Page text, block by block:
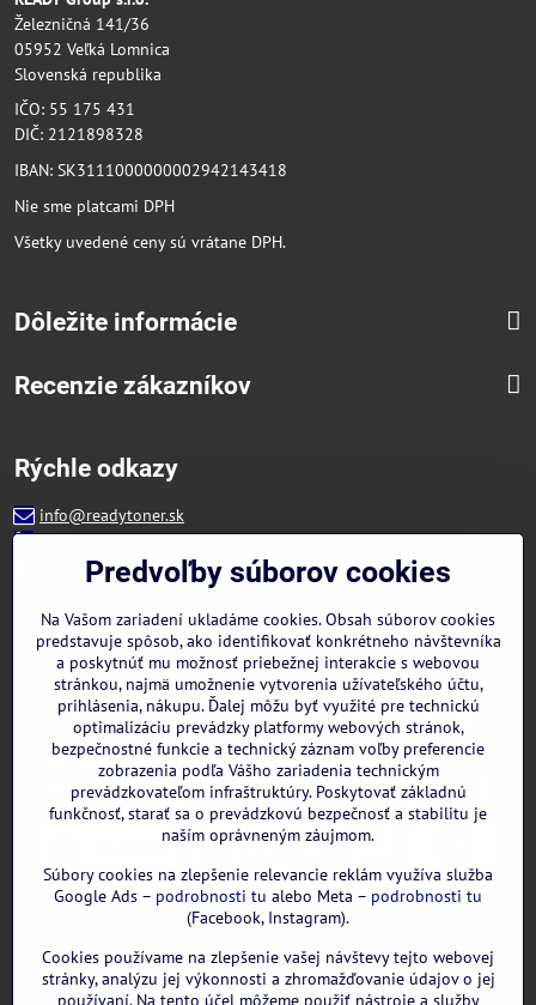
Železničná 141/36
05952 Veľká Lomnica
Slovenská republika
IČO: 55 175 431
DIČ: 2121898328
IBAN: SK3111000000002942143418
Nie sme platcami DPH
Všetky uvedené ceny sú vrátane DPH.
Dôležite informácie
Recenzie zákazníkov
Rýchle odkazy
info@readytoner.sk
+421 944 322 536 (PO-PIA: 09:00- 15:00)
Facebook
WhatsApp
GOOGLE recenzie:
Predvoľby súborov cookies
Na Vašom zariadení ukladáme cookies. Obsah súborov cookies
predstavuje spôsob, ako identifikovať konkrétneho návštevníka
a poskytnúť mu možnosť priebežnej interakcie s webovou
stránkou, najmä umožnenie vytvorenia užívateľského účtu,
prihlásenia, nákupu. Ďalej môžu byť využité pre technickú
optimalizáciu prevádzky platformy webových stránok,
bezpečnostné funkcie a technický záznam voľby preferencie
zobrazenia podľa Vášho zariadenia technickým
prevádzkovateľom infraštruktúry. Poskytovať základnú
funkčnosť, starať sa o prevádzkovú bezpečnosť a stabilitu je
naším oprávneným záujmom.
Súbory cookies na zlepšenie relevancie reklám využíva služba
Google Ads – podrobnosti tu alebo Meta – podrobnosti tu
(Facebook, Instagram).
Cookies používame na zlepšenie vašej návštevy tejto webovej
stránky, analýzu jej výkonnosti a zhromažďovanie údajov o jej
používaní. Na tento účel môžeme použiť nástroje a služby